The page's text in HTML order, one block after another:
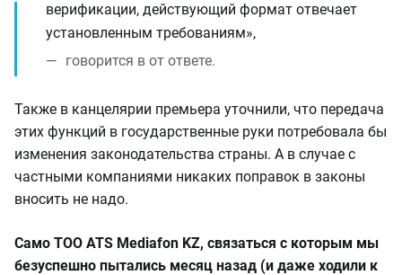
верификации, действующий формат отвечает
установленным требованиям»,
говорится в от ответе.
Также в канцелярии премьера уточнили, что передача
этих функций в государственные руки потребовала бы
изменения законодательства страны. А в случае с
частными компаниями никаких поправок в законы
вносить не надо.
Само ТОО ATS Mediafon KZ, связаться с которым мы
безуспешно пытались месяц назад (и даже ходили к